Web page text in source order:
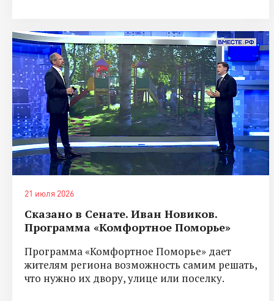
21 июля 2026
Сказано в Сенате. Иван Новиков.
Программа «Комфортное Поморье»
Программа «Комфортное Поморье» дает
жителям региона возможность самим решать,
что нужно их двору, улице или поселку.